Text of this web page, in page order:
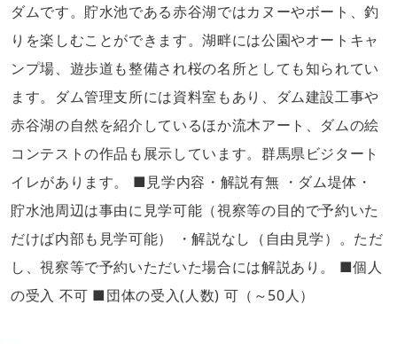
ダムです。貯水池である赤谷湖ではカヌーやボート、釣
りを楽しむことができます。湖畔には公園やオートキャ
ンプ場、遊歩道も整備され桜の名所としても知られてい
ます。ダム管理支所には資料室もあり、ダム建設工事や
赤谷湖の自然を紹介しているほか流木アート、ダムの絵
コンテストの作品も展示しています。群馬県ビジタート
イレがあります。 ■見学内容・解説有無 ・ダム堤体・
貯水池周辺は事由に見学可能（視察等の目的で予約いた
だけば内部も見学可能） ・解説なし（自由見学）。ただ
し、視察等で予約いただいた場合には解説あり。 ■個人
の受入 不可 ■団体の受入(人数) 可（～50人）